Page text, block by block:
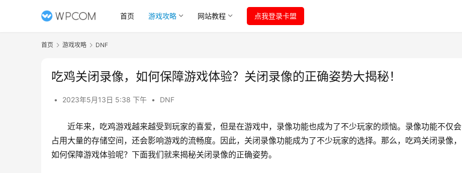
首页 游戏攻略 网站教程 点我登录卡盟
首页 游戏攻略 DNF
吃鸡关闭录像，如何保障游戏体验？关闭录像的正确姿势大揭秘！
• 2023年5月13日 5:38 下午 • DNF
近年来，吃鸡游戏越来越受到玩家的喜爱，但是在游戏中，录像功能也成为了不少玩家的烦恼。录像功能不仅会
占用大量的存储空间，还会影响游戏的流畅度。因此，关闭录像功能成为了不少玩家的选择。那么，吃鸡关闭录像，
如何保障游戏体验呢？下面我们就来揭秘关闭录像的正确姿势。